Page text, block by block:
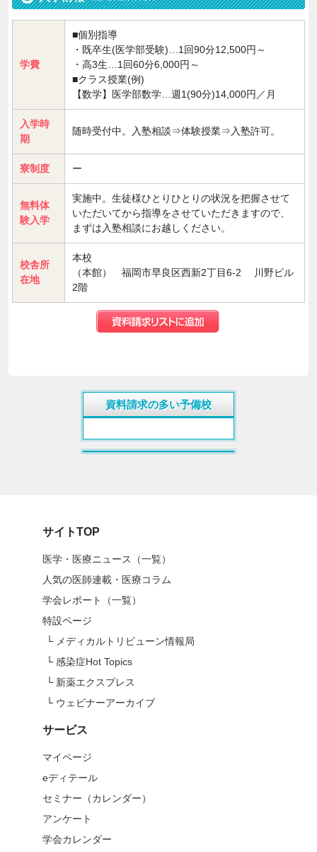
学費
■個別指導
・既卒生(医学部受験)…1回90分12,500円～
・高3生…1回60分6,000円～
■クラス授業(例)
【数学】医学部数学…週1(90分)14,000円／月
入学時
期
随時受付中。入塾相談⇒体験授業⇒入塾許可。
寮制度 ー
無料体
験入学
実施中。生徒様ひとりひとりの状況を把握させて
いただいてから指導をさせていただきますので、
まずは入塾相談にお越しください。
校舎所
在地
本校
（本館） 福岡市早良区西新2丁目6-2 川野ビル
2階
資料請求の多い予備校
サイトTOP
医学・医療ニュース（一覧）
人気の医師連載・医療コラム
学会レポート（一覧）
特設ページ
└ メディカルトリビューン情報局
└ 感染症Hot Topics
└ 新薬エクスプレス
└ ウェビナーアーカイブ
サービス
マイページ
eディテール
セミナー（カレンダー）
アンケート
学会カレンダー